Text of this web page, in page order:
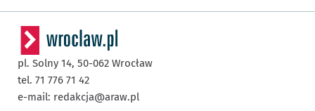
pl. Solny 14, 50-062 Wrocław
tel. 71 776 71 42
e-mail: redakcja@araw.pl